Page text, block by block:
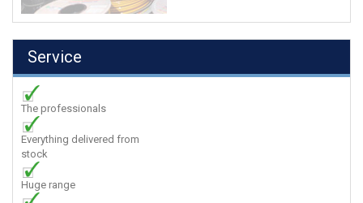
Service
The professionals
Everything delivered from
stock
Huge range